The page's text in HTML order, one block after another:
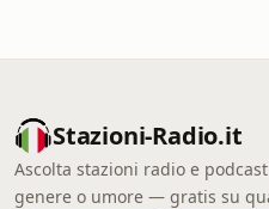
Stazioni-Radio.it
Ascolta stazioni radio e
genere o umore — gratis su